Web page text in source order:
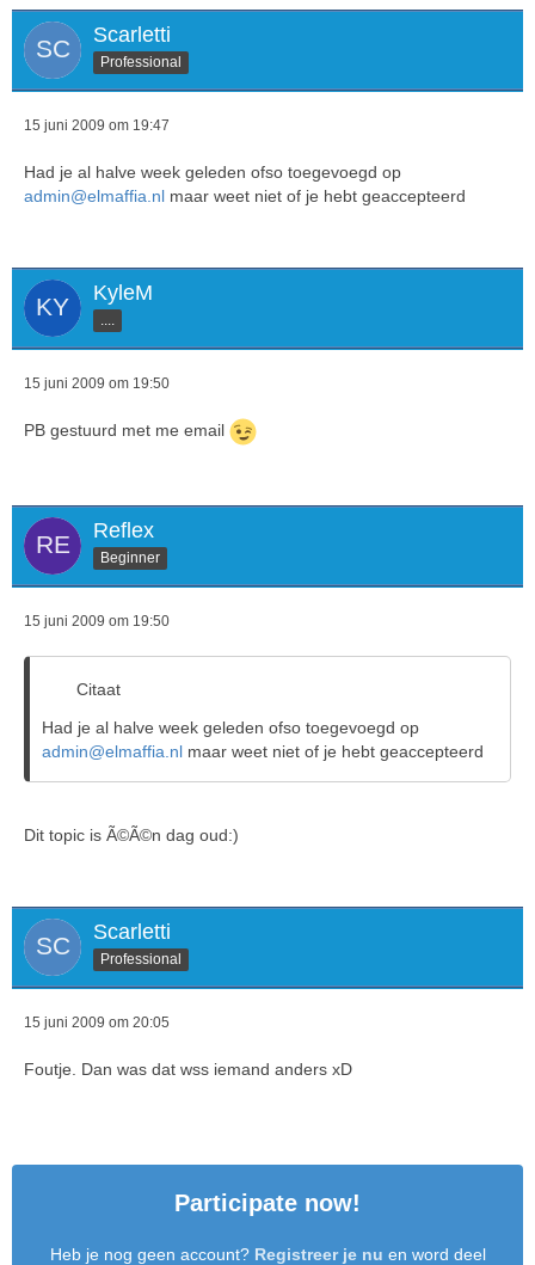
Scarletti
Professional
15 juni 2009 om 19:47
Had je al halve week geleden ofso toegevoegd op
admin@elmaffia.nl maar weet niet of je hebt geaccepteerd
KyleM
15 juni 2009 om 19:50
PB gestuurd met me email
Reflex
Beginner
15 juni 2009 om 19:50
Citaat
Had je al halve week geleden ofso toegevoegd op
admin@elmaffia.nl maar weet niet of je hebt geaccepteerd
Dit topic is Ã©Ã©n dag oud:)
Scarletti
Professional
15 juni 2009 om 20:05
Foutje. Dan was dat wss iemand anders xD
Participate now!
Heb je nog geen account? Registreer je nu en word deel